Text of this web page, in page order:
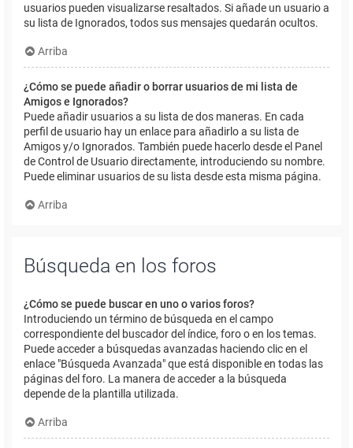
usuarios pueden visualizarse resaltados. Si añade un usuario a
su lista de Ignorados, todos sus mensajes quedarán ocultos.
Arriba
¿Cómo se puede añadir o borrar usuarios de mi lista de
Amigos e Ignorados?
Puede añadir usuarios a su lista de dos maneras. En cada
perfil de usuario hay un enlace para añadirlo a su lista de
Amigos y/o Ignorados. También puede hacerlo desde el Panel
de Control de Usuario directamente, introduciendo su nombre.
Puede eliminar usuarios de su lista desde esta misma página.
Arriba
Búsqueda en los foros
¿Cómo se puede buscar en uno o varios foros?
Introduciendo un término de búsqueda en el campo
correspondiente del buscador del índice, foro o en los temas.
Puede acceder a búsquedas avanzadas haciendo clic en el
enlace "Búsqueda Avanzada" que está disponible en todas las
páginas del foro. La manera de acceder a la búsqueda
depende de la plantilla utilizada.
Arriba